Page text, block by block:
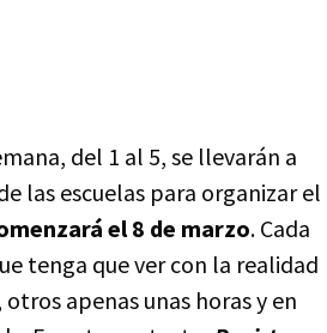
del 1 al 5, se llevarán a
las escuelas para organizar el
el 8 de marzo. Cada
tenga que ver con la realidad
apenas unas horas y en